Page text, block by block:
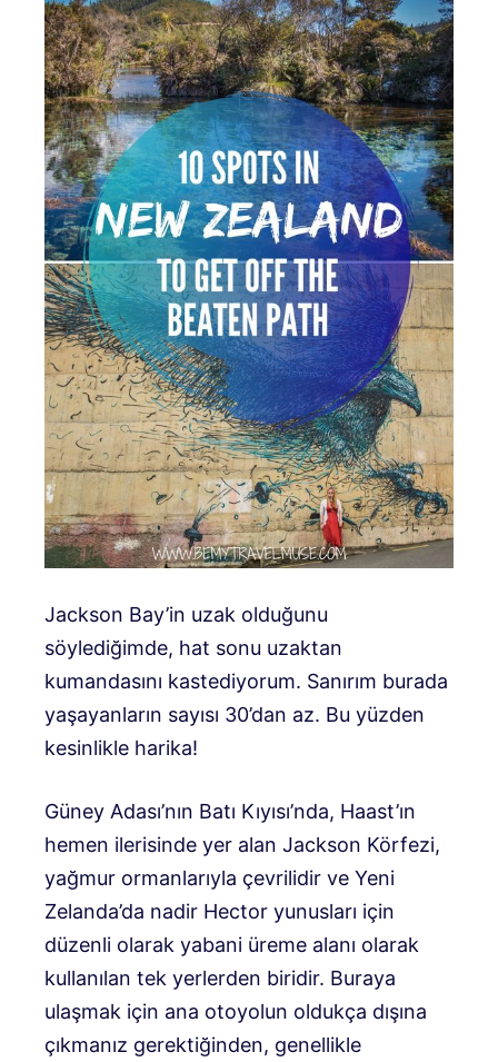
Jackson Bay’in uzak olduğunu
söylediğimde, hat sonu uzaktan
kumandasını kastediyorum. Sanırım burada
yaşayanların sayısı 30’dan az. Bu yüzden
kesinlikle harika!
Güney Adası’nın Batı Kıyısı’nda, Haast’ın
hemen ilerisinde yer alan Jackson Körfezi,
yağmur ormanlarıyla çevrilidir ve Yeni
Zelanda’da nadir Hector yunusları için
düzenli olarak yabani üreme alanı olarak
kullanılan tek yerlerden biridir. Buraya
ulaşmak için ana otoyolun oldukça dışına
çıkmanız gerektiğinden, genellikle